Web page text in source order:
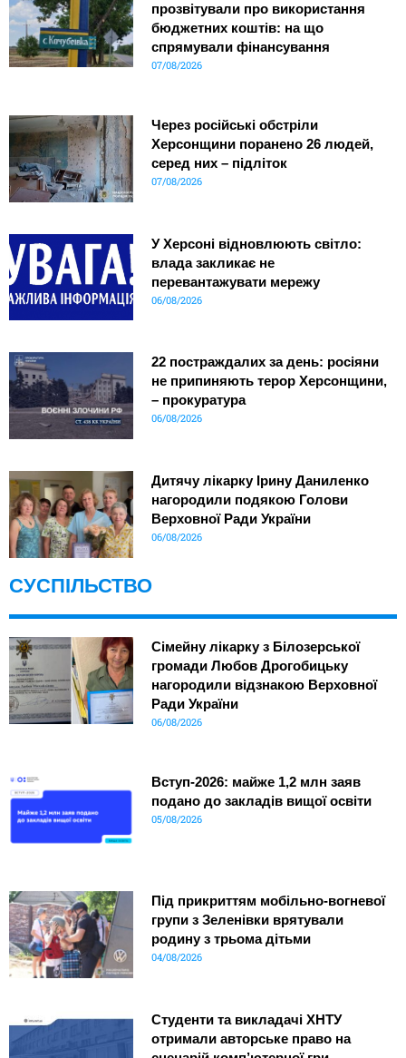
прозвітували про використання
бюджетних коштів: на що
спрямували фінансування
07/08/2026
Через російські обстріли
Херсонщини поранено 26 людей,
серед них – підліток
07/08/2026
У Херсоні відновлюють світло:
влада закликає не
перевантажувати мережу
06/08/2026
22 постраждалих за день: росіяни
не припиняють терор Херсонщини,
– прокуратура
06/08/2026
Дитячу лікарку Ірину Даниленко
нагородили подякою Голови
Верховної Ради України
06/08/2026
СУСПІЛЬСТВО
Сімейну лікарку з Білозерської
громади Любов Дрогобицьку
нагородили відзнакою Верховної
Ради України
06/08/2026
Вступ-2026: майже 1,2 млн заяв
подано до закладів вищої освіти
05/08/2026
Під прикриттям мобільно-вогневої
групи з Зеленівки врятували
родину з трьома дітьми
04/08/2026
Студенти та викладачі ХНТУ
отримали авторське право на